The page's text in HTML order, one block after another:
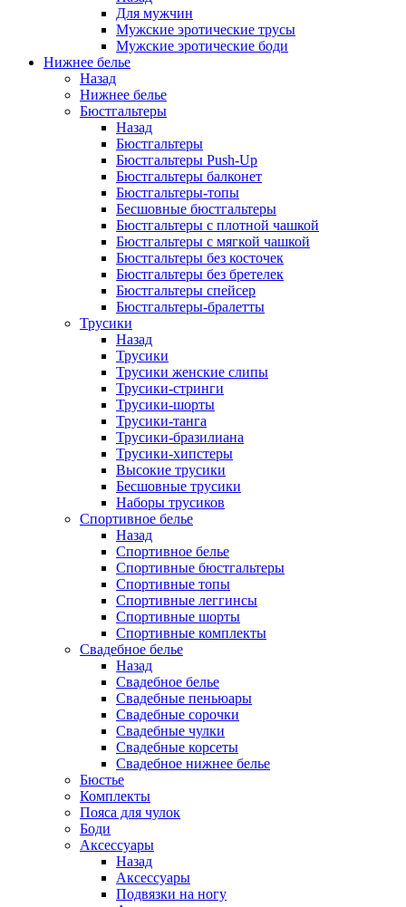
Для мужчин
Мужские эротические трусы
Мужские эротические боди
Нижнее белье
Назад
Нижнее белье
Бюстгальтеры
Назад
Бюстгальтеры
Бюстгальтеры Push-Up
Бюстгальтеры балконет
Бюстгальтеры-топы
Бесшовные бюстгальтеры
Бюстгальтеры с плотной чашкой
Бюстгальтеры с мягкой чашкой
Бюстгальтеры без косточек
Бюстгальтеры без бретелек
Бюстгальтеры спейсер
Бюстгальтеры-бралетты
Трусики
Назад
Трусики
Трусики женские слипы
Трусики-стринги
Трусики-шорты
Трусики-танга
Трусики-бразилиана
Трусики-хипстеры
Высокие трусики
Бесшовные трусики
Наборы трусиков
Спортивное белье
Назад
Спортивное белье
Спортивные бюстгальтеры
Спортивные топы
Спортивные леггинсы
Спортивные шорты
Спортивные комплекты
Свадебное белье
Назад
Свадебное белье
Свадебные пеньюары
Свадебные сорочки
Свадебные чулки
Свадебные корсеты
Свадебное нижнее белье
Бюстье
Комплекты
Пояса для чулок
Боди
Аксессуары
Назад
Аксессуары
Подвязки на ногу